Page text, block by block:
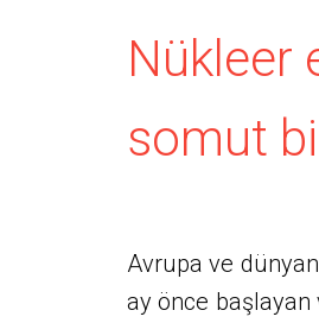
Nükleer
somut
Avrupa ve
ay önce